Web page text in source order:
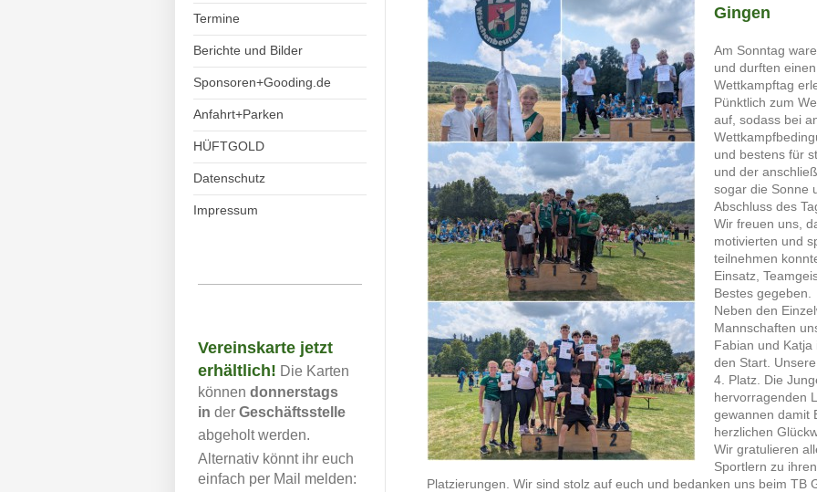
Termine
Berichte und Bilder
Sponsoren+Gooding.de
Anfahrt+Parken
HÜFTGOLD
Datenschutz
Impressum
Gingen
Am Sonntag
und durften
Wettkampftag
Pünktlich zum
auf, sodass bei
und bestens für
und der
sogar die Sonne
Abschluss des
Wir freuen uns,
motivierten und
teilnehmen
Einsatz,
Bestes gegeben.
Neben den
Mannschaften
Fabian und
den Start.
4. Platz. Die
hervorragenden
gewannen damit
herzlichen
Wir gratulieren
Sportlern zu
Platzierungen. Wir sind stolz auf euch und bedanken uns beim TB
Vereinskarte jetzt
erhältlich! Die Karten
können donnerstags
in der Geschäftsstelle
abgeholt werden.
Alternativ könnt ihr euch
einfach per Mail melden: